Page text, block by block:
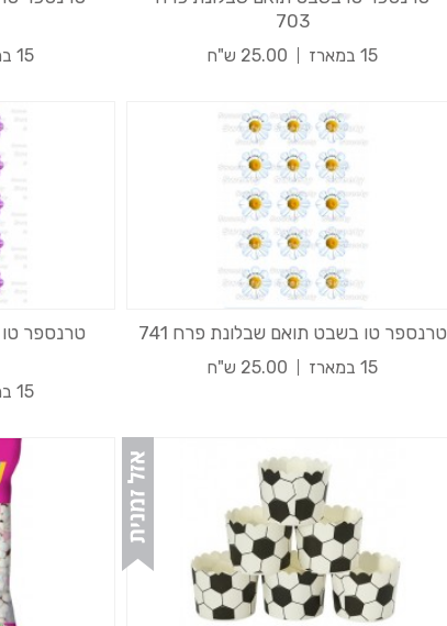
703
15 במארז 25.00 ש"ח 15 במארז
טרנספר טו בשבט תואם שבלונת פרח 741
15 במארז 25.00 ש"ח
טרנספר
15 במארז